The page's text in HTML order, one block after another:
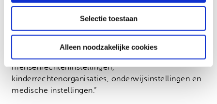
Selectie toestaan
Alleen noodzakelijke cookies
de taal of talen van het land zelf. Zo is de informatie
voor iedereen toegankelijk.” Ook worden de
onderzoeksresultaten gebruikt in
bewustzijnsworkshops. “Intersekse-activisten geven
deze workshops aan onder meer ministeries,
mensenrechteninstellingen,
kinderrechtenorganisaties, onderwijsinstellingen en
medische instellingen.”